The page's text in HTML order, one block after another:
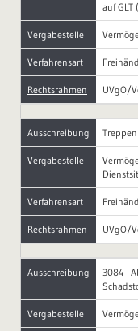
auf GLT
Vergabestelle
Verfahrensart
Rechtsrahmen UVgO/
Ausschreibung
Vergabestelle
Verfahrensart
Rechtsrahmen UVgO/
Ausschreibung
3084 -
Vergabestelle